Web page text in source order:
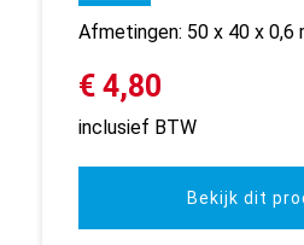
Afmetingen: 50 x 40 x 0,6
€ 4,80
inclusief BTW
Bekijk dit